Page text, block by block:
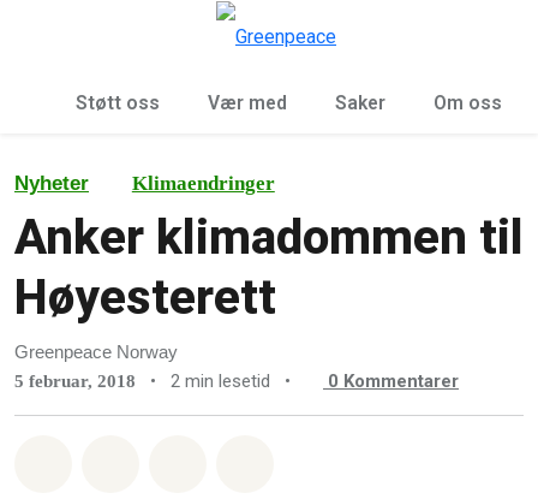
Støtt oss Vær med Saker Om oss
Nyheter Klimaendringer
Anker klimadommen til
Høyesterett
Greenpeace Norway
5 februar, 2018 • 2 min lesetid • 0 Kommentarer